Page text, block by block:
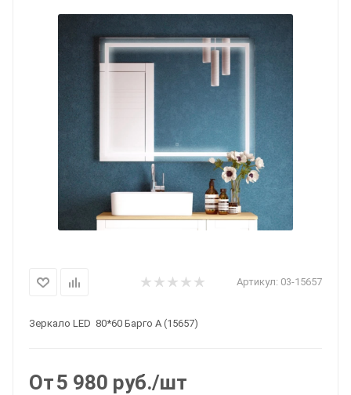
Артикул: 03-15657
Зеркало LED 80*60 Барго А (15657)
От5 980 руб./шт